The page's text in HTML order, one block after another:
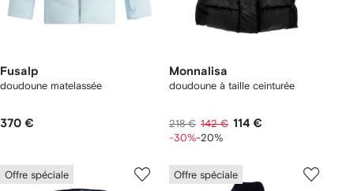
Fusalp
doudoune matelassée
370 €
Monnalisa
doudoune à taille ceinturée
218 € 142 € 114 €
-30%-20%
Offre spéciale Offre spéciale